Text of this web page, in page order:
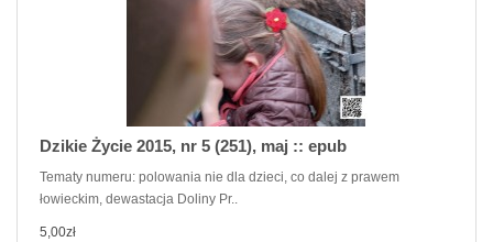
Dzikie Życie 2015, nr 5 (251), maj :: epub
Tematy numeru: polowania nie dla dzieci, co dalej z prawem
łowieckim, dewastacja Doliny Pr..
5,00zł